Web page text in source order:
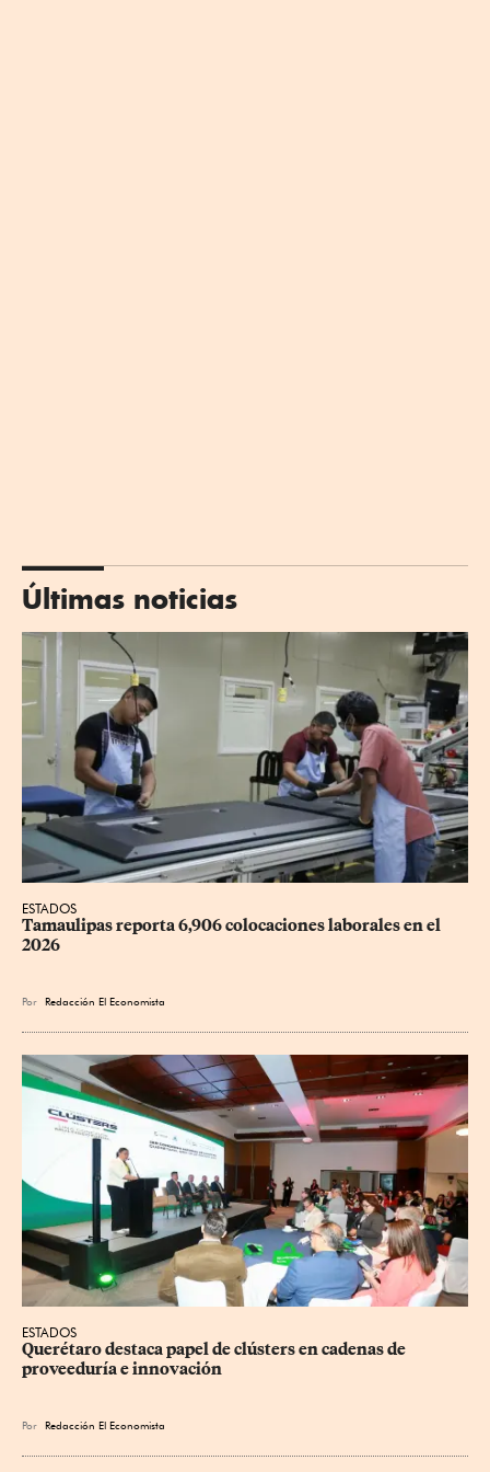
Últimas noticias
ESTADOS
Tamaulipas reporta 6,906 colocaciones laborales en el
2026
Por Redacción El Economista
ESTADOS
Querétaro destaca papel de clústers en cadenas de
proveeduría e innovación
Por Redacción El Economista